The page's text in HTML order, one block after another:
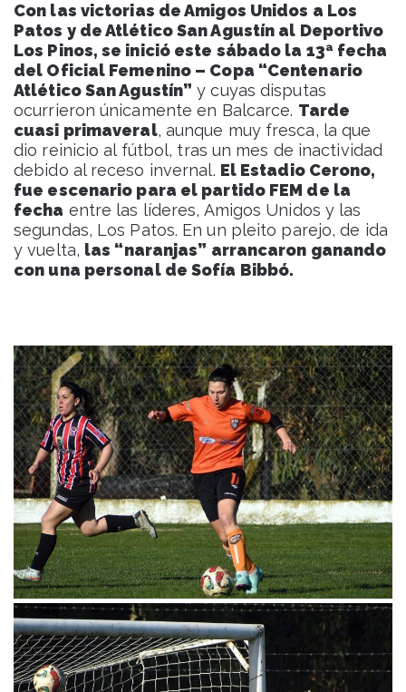
Con las victorias de Amigos Unidos a Los
Patos y de Atlético San Agustín al Deportivo
Los Pinos, se inició este sábado la 13ª fecha
del Oficial Femenino – Copa “Centenario
Atlético San Agustín” y cuyas disputas
ocurrieron únicamente en Balcarce. Tarde
cuasi primaveral, aunque muy fresca, la que
dio reinicio al fútbol, tras un mes de inactividad
debido al receso invernal. El Estadio Cerono,
fue escenario para el partido FEM de la
fecha entre las líderes, Amigos Unidos y las
segundas, Los Patos. En un pleito parejo, de ida
y vuelta, las “naranjas” arrancaron ganando
con una personal de Sofía Bibbó.